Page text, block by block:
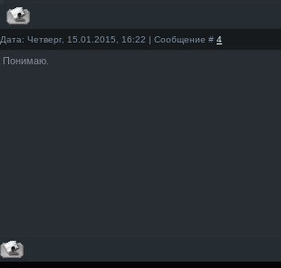
Дата: Четверг, 15.01.2015, 16:22 | Сообщение # 4
Понимаю.